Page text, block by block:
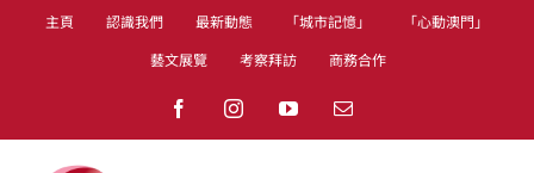
主頁 認識我們 最新動態 「城市記憶」
「心動澳門」
藝文展覽
考察拜訪 商務合作
FacebookInstagramYouTubeEmail